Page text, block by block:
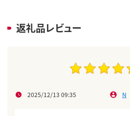
返礼品レビュー
2025/12/13 09:35 N